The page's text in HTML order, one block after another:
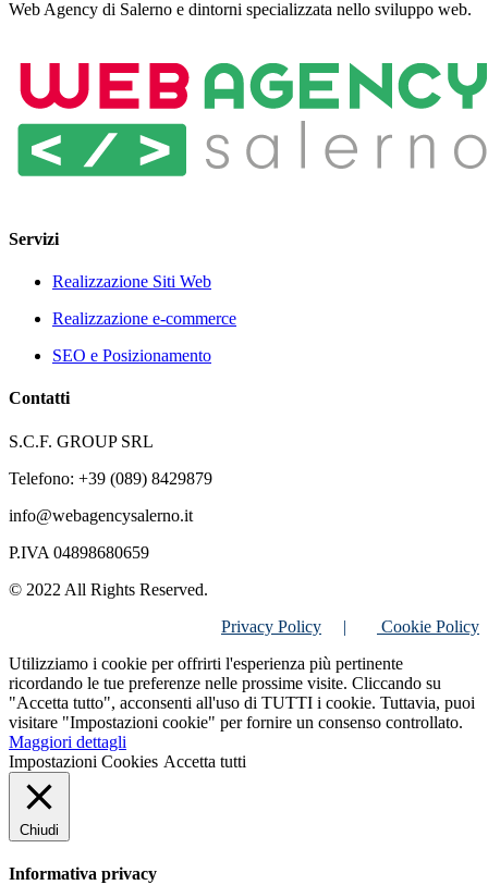
Web Agency di Salerno e dintorni specializzata nello sviluppo web.
Servizi
Realizzazione Siti Web
Realizzazione e-commerce
SEO e Posizionamento
Contatti
S.C.F. GROUP SRL
Telefono: +39 (089) 8429879
info@webagencysalerno.it
P.IVA 04898680659
© 2022 All Rights Reserved.
Privacy Policy |
Cookie Policy
Utilizziamo i cookie per offrirti l'esperienza più pertinente
ricordando le tue preferenze nelle prossime visite. Cliccando su
"Accetta tutto", acconsenti all'uso di TUTTI i cookie. Tuttavia, puoi
visitare "Impostazioni cookie" per fornire un consenso controllato.
Maggiori dettagli
Impostazioni Cookies Accetta tutti
Chiudi
Informativa privacy